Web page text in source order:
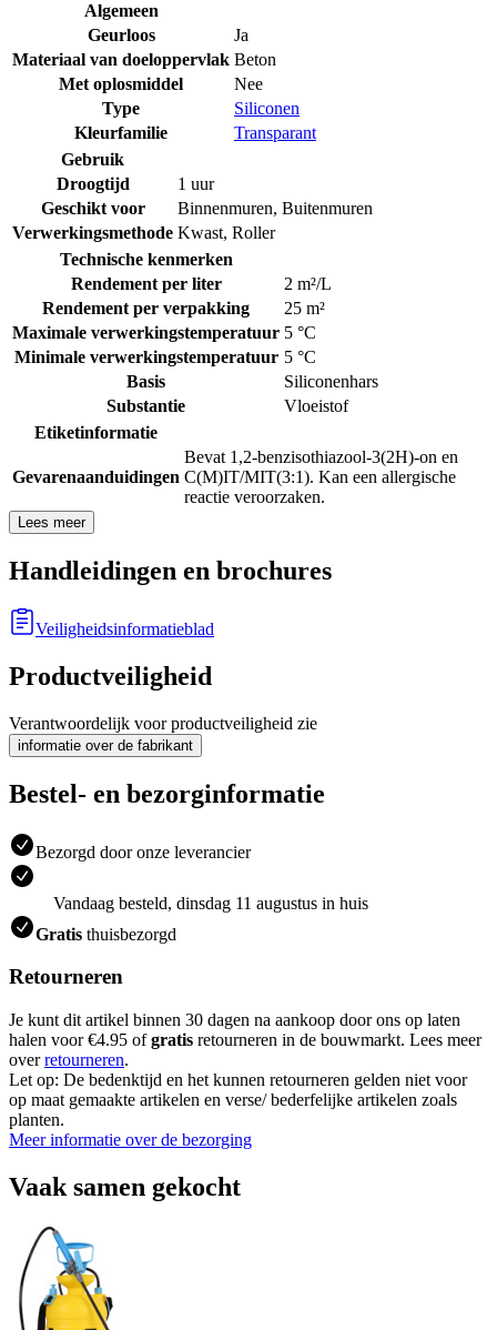
Algemeen
Geurloos
Ja
Materiaal van doeloppervlak Beton
Met oplosmiddel
Nee
Type
Siliconen
Kleurfamilie
Transparant
Gebruik
Droogtijd
1 uur
Geschikt voor
Binnenmuren, Buitenmuren
Verwerkingsmethode Kwast, Roller
Technische kenmerken
Rendement per liter
2 m²/L
Rendement per verpakking
25 m²
Maximale verwerkingstemperatuur 5 °C
Minimale verwerkingstemperatuur 5 °C
Basis
Siliconenhars
Substantie
Vloeistof
Etiketinformatie
Gevarenaanduidingen
Bevat 1,2-benzisothiazool-3(2H)-on en
C(M)IT/MIT(3:1). Kan een allergische
reactie veroorzaken.
Lees meer
Handleidingen en brochures
Veiligheidsinformatieblad
Productveiligheid
Verantwoordelijk voor productveiligheid zie
informatie over de fabrikant
Bestel- en bezorginformatie
Bezorgd door onze leverancier
Vandaag besteld, dinsdag 11 augustus in huis
Gratis thuisbezorgd
Retourneren
Je kunt dit artikel binnen 30 dagen na aankoop door ons op laten
halen voor €4.95 ofgratis retourneren in de bouwmarkt. Lees meer
overretourneren.
Let op: De bedenktijd en het kunnen retourneren gelden niet voor
op maat gemaakte artikelen en verse/ bederfelijke artikelen zoals
planten.
Meer informatie over de bezorging
Vaak samen gekocht